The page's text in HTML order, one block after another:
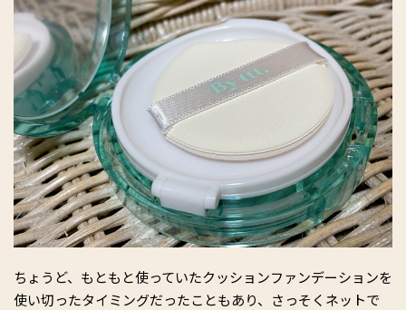
ちょうど、もともと使っていたクッションファンデーションを
使い切ったタイミングだったこともあり、さっそくネットで